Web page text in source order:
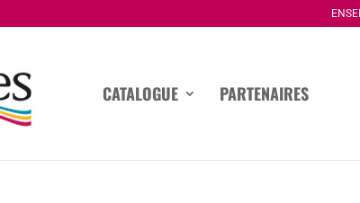
CATALOGUE PARTENAIRES